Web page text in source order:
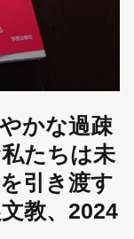
かな過疎
たちは未
引き渡す
教、2024